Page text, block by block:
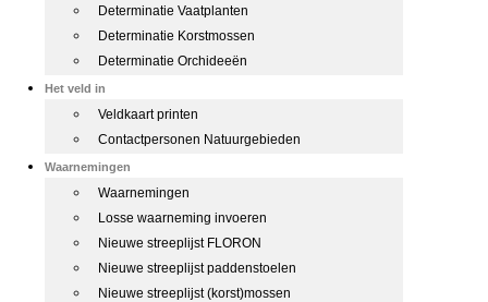
Determinatie Vaatplanten
Determinatie Korstmossen
Determinatie Orchideeën
Het veld in
Veldkaart printen
Contactpersonen Natuurgebieden
Waarnemingen
Waarnemingen
Losse waarneming invoeren
Nieuwe streeplijst FLORON
Nieuwe streeplijst paddenstoelen
Nieuwe streeplijst (korst)mossen